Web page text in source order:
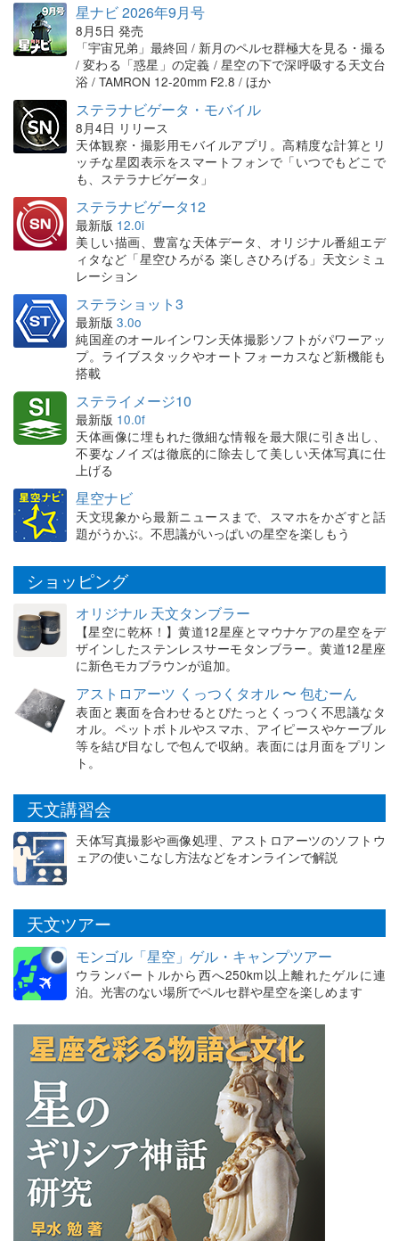
星ナビ 2026年9月号
8月5日 発売
「宇宙兄弟」最終回 / 新月のペルセ群極大を見る・撮る
/ 変わる「惑星」の定義 / 星空の下で深呼吸する天文台
浴 / TAMRON 12-20mm F2.8 / ほか
ステラナビゲータ・モバイル
8月4日 リリース
天体観察・撮影用モバイルアプリ。高精度な計算とリ
ッチな星図表示をスマートフォンで「いつでもどこで
も、ステラナビゲータ」
ステラナビゲータ12
最新版 12.0i
美しい描画、豊富な天体データ、オリジナル番組エデ
ィタなど「星空ひろがる 楽しさひろげる」天文シミュ
レーション
ステラショット3
最新版 3.0o
純国産のオールインワン天体撮影ソフトがパワーアッ
プ。ライブスタックやオートフォーカスなど新機能も
搭載
ステライメージ10
最新版 10.0f
天体画像に埋もれた微細な情報を最大限に引き出し、
不要なノイズは徹底的に除去して美しい天体写真に仕
上げる
星空ナビ
天文現象から最新ニュースまで、スマホをかざすと話
題がうかぶ。不思議がいっぱいの星空を楽しもう
ショッピング
オリジナル 天文タンブラー
【星空に乾杯！】黄道12星座とマウナケアの星空をデ
ザインしたステンレスサーモタンブラー。黄道12星座
に新色モカブラウンが追加。
アストロアーツ くっつくタオル 〜 包むーん
表面と裏面を合わせるとぴたっとくっつく不思議なタ
オル。ペットボトルやスマホ、アイピースやケーブル
等を結び目なしで包んで収納。表面には月面をプリン
ト。
天文講習会
天体写真撮影や画像処理、アストロアーツのソフトウ
ェアの使いこなし方法などをオンラインで解説
天文ツアー
モンゴル「星空」ゲル・キャンプツアー
ウランバートルから西へ250km以上離れたゲルに連
泊。光害のない場所でペルセ群や星空を楽しめます